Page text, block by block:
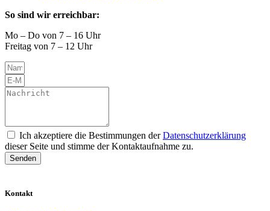
So sind wir erreichbar:
Mo – Do von 7 – 16 Uhr
Freitag von 7 – 12 Uhr
Ich akzeptiere die Bestimmungen derDatenschutzerklärung
dieser Seite und stimme der Kontaktaufnahme zu.
Senden
Kontakt